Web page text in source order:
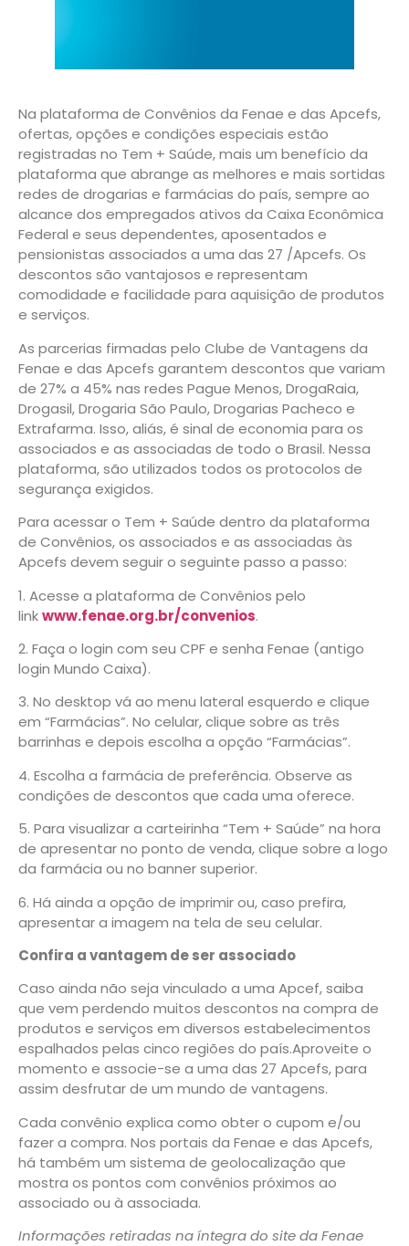
Na plataforma de Convênios da Fenae e das Apcefs,
ofertas, opções e condições especiais estão
registradas no Tem + Saúde, mais um benefício da
plataforma que abrange as melhores e mais sortidas
redes de drogarias e farmácias do país, sempre ao
alcance dos empregados ativos da Caixa Econômica
Federal e seus dependentes, aposentados e
pensionistas associados a uma das 27 /Apcefs. Os
descontos são vantajosos e representam
comodidade e facilidade para aquisição de produtos
e serviços.
As parcerias firmadas pelo Clube de Vantagens da
Fenae e das Apcefs garantem descontos que variam
de 27% a 45% nas redes Pague Menos, DrogaRaia,
Drogasil, Drogaria São Paulo, Drogarias Pacheco e
Extrafarma. Isso, aliás, é sinal de economia para os
associados e as associadas de todo o Brasil. Nessa
plataforma, são utilizados todos os protocolos de
segurança exigidos.
Para acessar o Tem + Saúde dentro da plataforma
de Convênios, os associados e as associadas às
Apcefs devem seguir o seguinte passo a passo:
1. Acesse a plataforma de Convênios pelo
linkwww.fenae.org.br/convenios.
2. Faça o login com seu CPF e senha Fenae (antigo
login Mundo Caixa).
3. No desktop vá ao menu lateral esquerdo e clique
em “Farmácias”. No celular, clique sobre as três
barrinhas e depois escolha a opção “Farmácias”.
4. Escolha a farmácia de preferência. Observe as
condições de descontos que cada uma oferece.
5. Para visualizar a carteirinha “Tem + Saúde” na hora
de apresentar no ponto de venda, clique sobre a logo
da farmácia ou no banner superior.
6. Há ainda a opção de imprimir ou, caso prefira,
apresentar a imagem na tela de seu celular.
Confira a vantagem de ser associado
Caso ainda não seja vinculado a uma Apcef, saiba
que vem perdendo muitos descontos na compra de
produtos e serviços em diversos estabelecimentos
espalhados pelas cinco regiões do país.Aproveite o
momento e associe-se a uma das 27 Apcefs, para
assim desfrutar de um mundo de vantagens.
Cada convênio explica como obter o cupom e/ou
fazer a compra. Nos portais da Fenae e das Apcefs,
há também um sistema de geolocalização que
mostra os pontos com convênios próximos ao
associado ou à associada.
Informações retiradas na íntegra do site da Fenae